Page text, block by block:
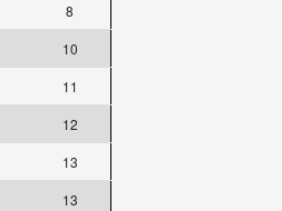
8
10
11
12
13
13